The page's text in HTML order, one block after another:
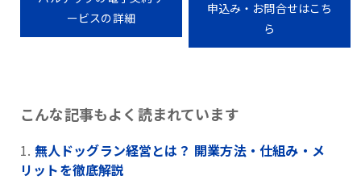
ービスの詳細
申込み・お問合せはこち
ら
こんな記事もよく読まれています
無人ドッグラン経営とは？ 開業方法・仕組み・メ
リットを徹底解説